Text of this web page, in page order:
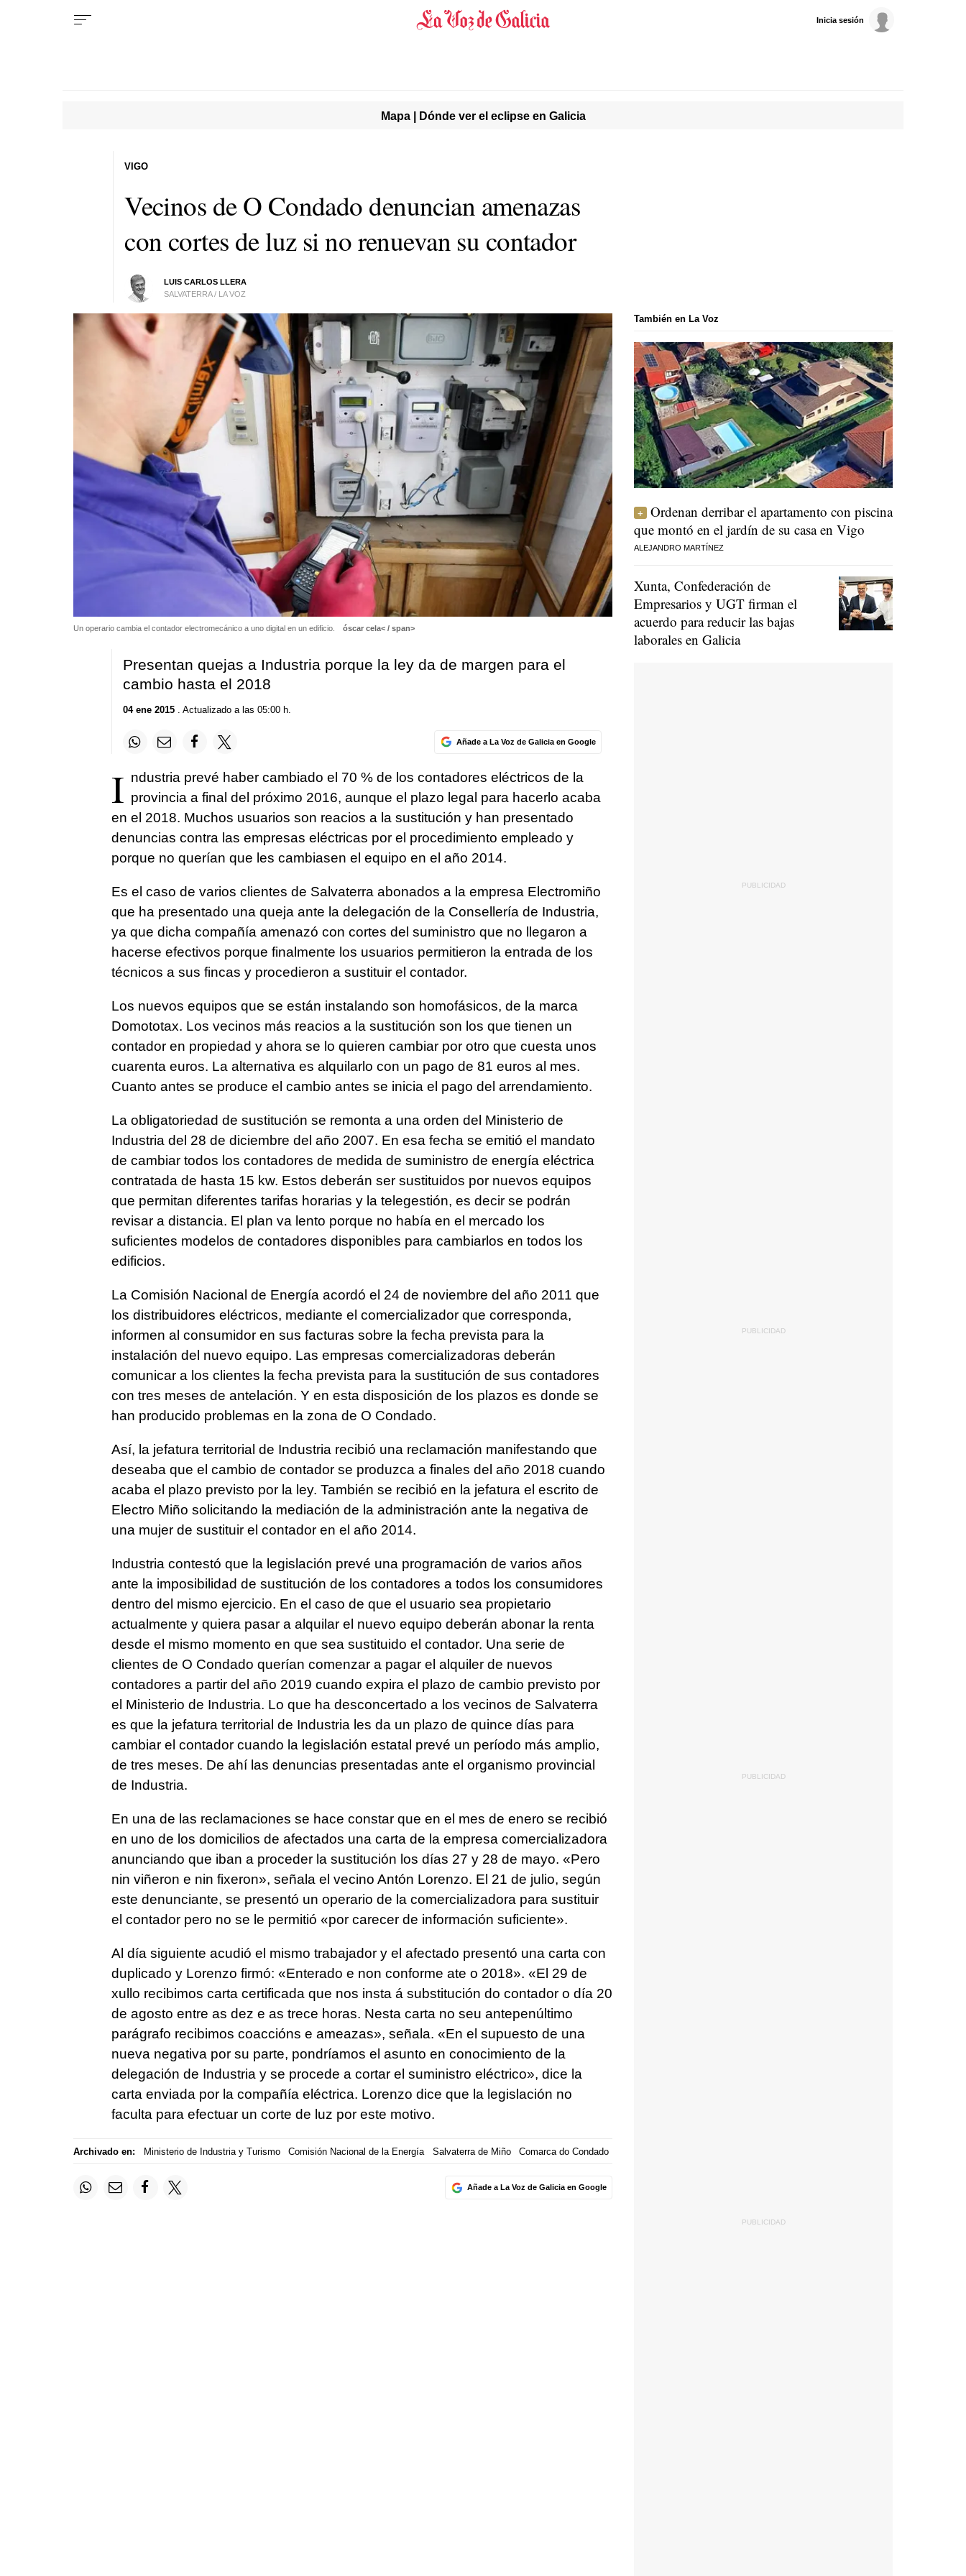
Inicia sesión
Mapa | Dónde ver el eclipse en Galicia
Vecinos de O Condado denuncian amenazas
con cortes de luz si no renuevan su contador
LUIS CARLOS LLERA
SALVATERRA / LA VOZ
VIGO
Un operario cambia el contador electromecánico a uno digital en un edificio. óscar cela< / span>
Presentan quejas a Industria porque la ley da de margen para el
cambio hasta el 2018
04 ene 2015. Actualizado a las 05:00 h.
Añade a La Voz de Galicia en Google
I ndustria prevé haber cambiado el 70 % de los contadores eléctricos de la
provincia a final del próximo 2016, aunque el plazo legal para hacerlo acaba
en el 2018. Muchos usuarios son reacios a la sustitución y han presentado
denuncias contra las empresas eléctricas por el procedimiento empleado y
porque no querían que les cambiasen el equipo en el año 2014.
Es el caso de varios clientes de Salvaterra abonados a la empresa Electromiño
que ha presentado una queja ante la delegación de la Consellería de Industria,
ya que dicha compañía amenazó con cortes del suministro que no llegaron a
hacerse efectivos porque finalmente los usuarios permitieron la entrada de los
técnicos a sus fincas y procedieron a sustituir el contador.
Los nuevos equipos que se están instalando son homofásicos, de la marca
Domototax. Los vecinos más reacios a la sustitución son los que tienen un
contador en propiedad y ahora se lo quieren cambiar por otro que cuesta unos
cuarenta euros. La alternativa es alquilarlo con un pago de 81 euros al mes.
Cuanto antes se produce el cambio antes se inicia el pago del arrendamiento.
La obligatoriedad de sustitución se remonta a una orden del Ministerio de
Industria del 28 de diciembre del año 2007. En esa fecha se emitió el mandato
de cambiar todos los contadores de medida de suministro de energía eléctrica
contratada de hasta 15 kw. Estos deberán ser sustituidos por nuevos equipos
que permitan diferentes tarifas horarias y la telegestión, es decir se podrán
revisar a distancia. El plan va lento porque no había en el mercado los
suficientes modelos de contadores disponibles para cambiarlos en todos los
edificios.
La Comisión Nacional de Energía acordó el 24 de noviembre del año 2011 que
los distribuidores eléctricos, mediante el comercializador que corresponda,
informen al consumidor en sus facturas sobre la fecha prevista para la
instalación del nuevo equipo. Las empresas comercializadoras deberán
comunicar a los clientes la fecha prevista para la sustitución de sus contadores
con tres meses de antelación. Y en esta disposición de los plazos es donde se
han producido problemas en la zona de O Condado.
Así, la jefatura territorial de Industria recibió una reclamación manifestando que
deseaba que el cambio de contador se produzca a finales del año 2018 cuando
acaba el plazo previsto por la ley. También se recibió en la jefatura el escrito de
Electro Miño solicitando la mediación de la administración ante la negativa de
una mujer de sustituir el contador en el año 2014.
Industria contestó que la legislación prevé una programación de varios años
ante la imposibilidad de sustitución de los contadores a todos los consumidores
dentro del mismo ejercicio. En el caso de que el usuario sea propietario
actualmente y quiera pasar a alquilar el nuevo equipo deberán abonar la renta
desde el mismo momento en que sea sustituido el contador. Una serie de
clientes de O Condado querían comenzar a pagar el alquiler de nuevos
contadores a partir del año 2019 cuando expira el plazo de cambio previsto por
el Ministerio de Industria. Lo que ha desconcertado a los vecinos de Salvaterra
es que la jefatura territorial de Industria les da un plazo de quince días para
cambiar el contador cuando la legislación estatal prevé un período más amplio,
de tres meses. De ahí las denuncias presentadas ante el organismo provincial
de Industria.
En una de las reclamaciones se hace constar que en el mes de enero se recibió
en uno de los domicilios de afectados una carta de la empresa comercializadora
anunciando que iban a proceder la sustitución los días 27 y 28 de mayo. «Pero
nin viñeron e nin fixeron», señala el vecino Antón Lorenzo. El 21 de julio, según
este denunciante, se presentó un operario de la comercializadora para sustituir
el contador pero no se le permitió «por carecer de información suficiente».
Al día siguiente acudió el mismo trabajador y el afectado presentó una carta con
duplicado y Lorenzo firmó: «Enterado e non conforme ate o 2018». «El 29 de
xullo recibimos carta certificada que nos insta á substitución do contador o día 20
de agosto entre as dez e as trece horas. Nesta carta no seu antepenúltimo
parágrafo recibimos coaccións e ameazas», señala. «En el supuesto de una
nueva negativa por su parte, pondríamos el asunto en conocimiento de la
delegación de Industria y se procede a cortar el suministro eléctrico», dice la
carta enviada por la compañía eléctrica. Lorenzo dice que la legislación no
faculta para efectuar un corte de luz por este motivo.
Archivado en: Ministerio de Industria y Turismo Comisión Nacional de la Energía Salvaterra de Miño Comarca do Condado
Añade a La Voz de Galicia en Google
También en La Voz
Ordenan derribar el apartamento con piscina
que montó en el jardín de su casa en Vigo
ALEJANDRO MARTÍNEZ
Xunta, Confederación de
Empresarios y UGT firman el
acuerdo para reducir las bajas
laborales en Galicia